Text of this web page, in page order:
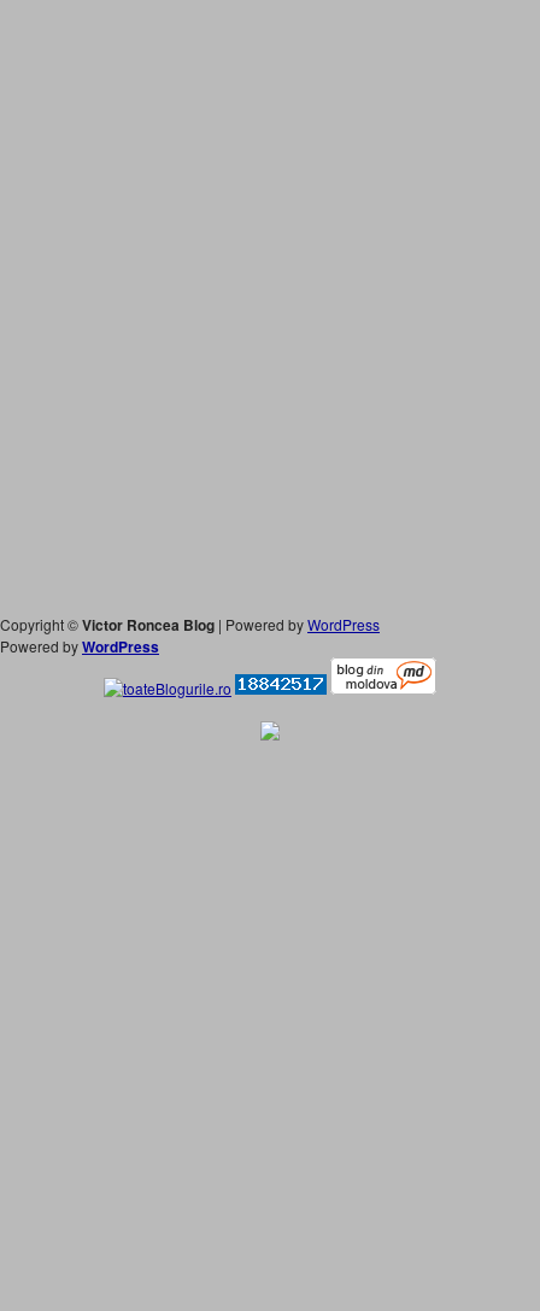
Copyright ©Victor Roncea Blog | Powered byWordPress
Powered byWordPress